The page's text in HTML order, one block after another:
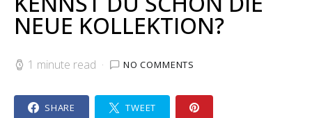
NEUE KOLLEKTION?
1 minute read NO COMMENTS
SHARE TWEET